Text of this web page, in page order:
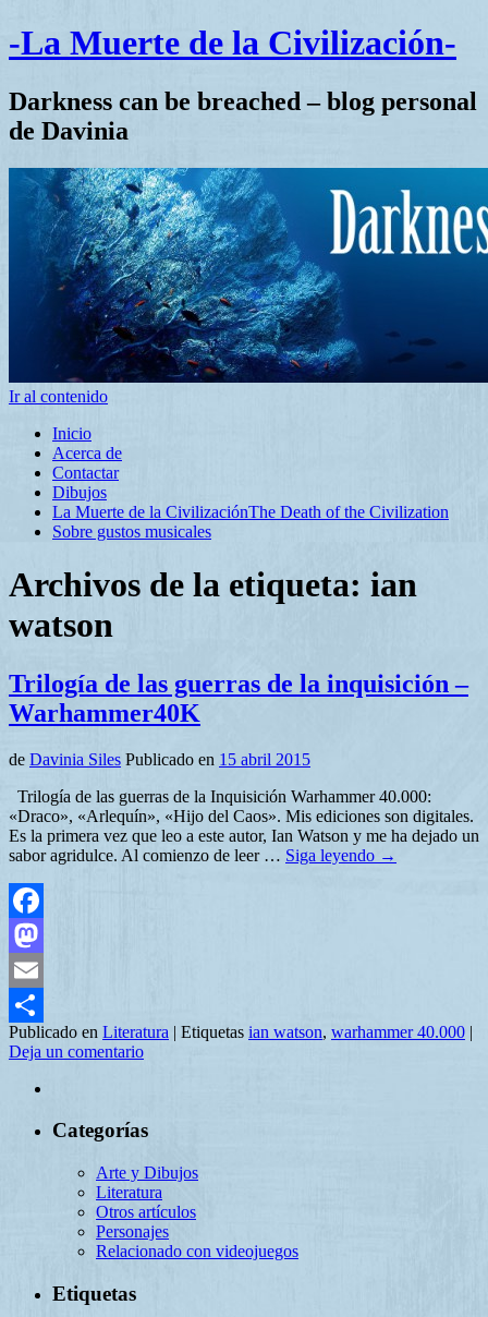
-La Muerte de la Civilización-
Darkness can be breached – blog personal
de Davinia
Ir al contenido
Inicio
Acerca de
Contactar
Dibujos
La Muerte de la CivilizaciónThe Death of the Civilization
Sobre gustos musicales
Archivos de la etiqueta: ian
watson
Trilogía de las guerras de la inquisición –
Warhammer40K
de Davinia Siles Publicado en 15 abril 2015
Trilogía de las guerras de la Inquisición Warhammer 40.000:
«Draco», «Arlequín», «Hijo del Caos». Mis ediciones son digitales.
Es la primera vez que leo a este autor, Ian Watson y me ha dejado un
sabor agridulce. Al comienzo de leer … Siga leyendo →
Facebook
Mastodon
Email
Compartir
Publicado en Literatura | Etiquetas ian watson, warhammer 40.000 |
Deja un comentario
Categorías
Arte y Dibujos
Literatura
Otros artículos
Personajes
Relacionado con videojuegos
Etiquetas